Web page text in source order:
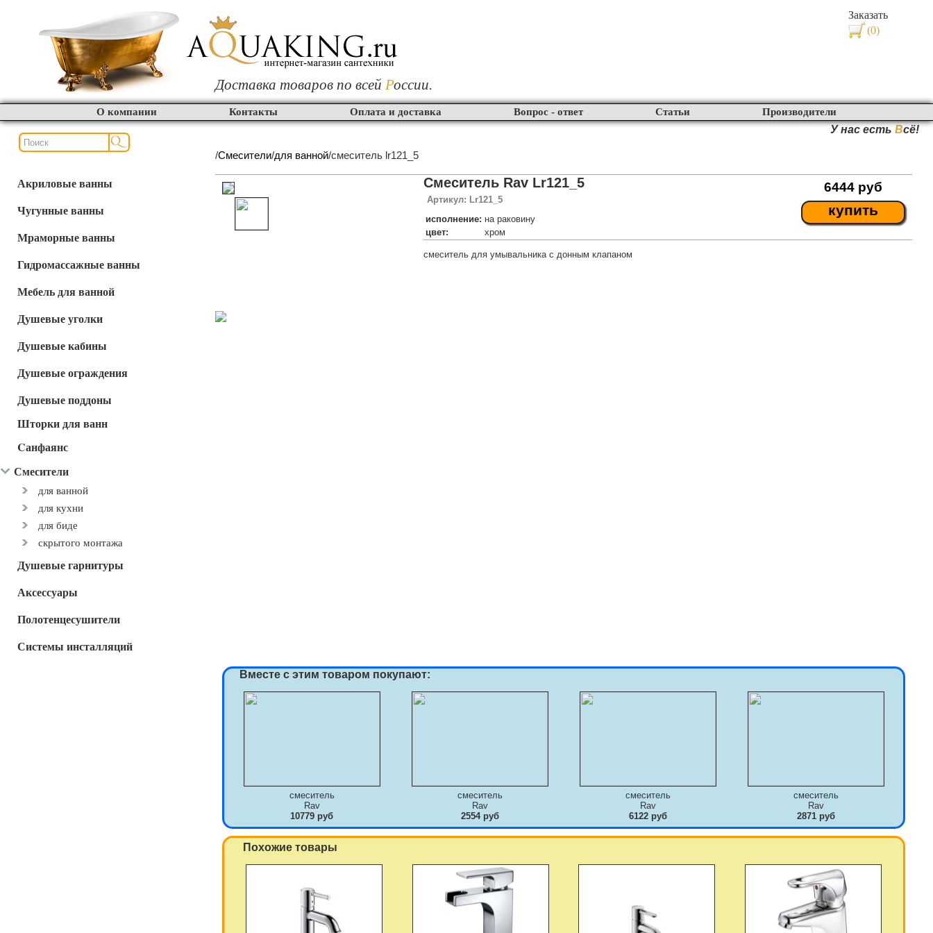
Заказать
(0)
Доставка товаров по всей России.
О компании Контакты Оплата и доставка Вопрос - ответ Статьи Производители
У нас есть Всё!
Акриловые ванны
Чугунные ванны
Мраморные ванны
Гидромассажные ванны
Мебель для ванной
Душевые уголки
Душевые кабины
Душевые ограждения
Душевые поддоны
Шторки для ванн
Cанфаянс
Смесители
для ванной
для кухни
для биде
скрытого монтажа
Душевые гарнитуры
Аксессуары
Полотенцесушители
Системы инсталляций
/Смесители/для ванной/смеситель lr121_5
6444 руб
купить
Смеситель Rav Lr121_5
Артикул: Lr121_5
исполнение: на раковину
цвет:
хром
смеситель для умывальника с донным клапаном
Вместе с этим товаром покупают:
смеситель
Rav
10779 руб
смеситель
Rav
2554 руб
смеситель
Rav
6122 руб
смеситель
Rav
2871 руб
Похожие товары